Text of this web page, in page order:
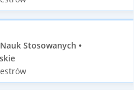
Stosowanych •